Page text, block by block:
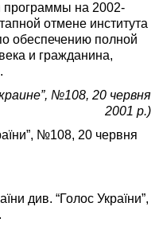
программы на 2002-
отмене института
обеспечению полной
и гражданина,
№108, 20 червня
2001 р.)
№108, 20 червня
див. “Голос України”,